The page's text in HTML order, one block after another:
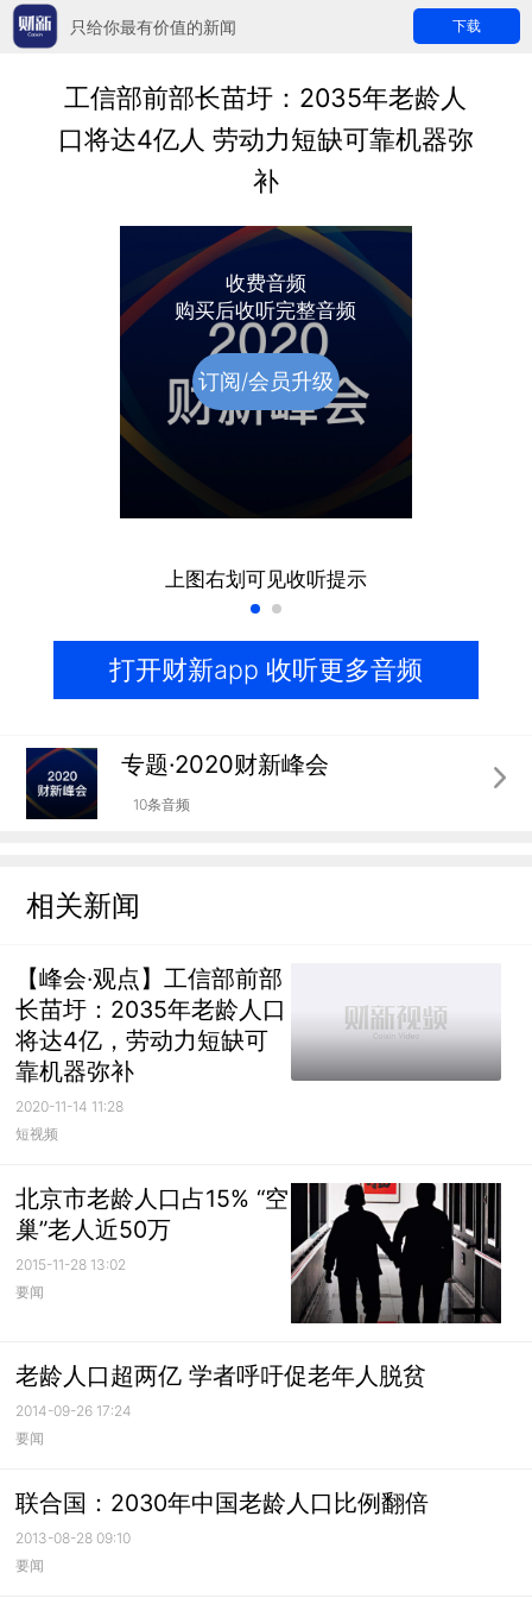
只给你最有价值的新闻 下载
工信部前部长苗圩：2035年老龄人
口将达4亿人 劳动力短缺可靠机器弥
补
收费音频
购买后收听完整音频
订阅/会员升级
上图右划可见收听提示
打开财新app 收听更多音频
专题·2020财新峰会
10条音频
相关新闻
【峰会·观点】工信部前部
长苗圩：2035年老龄人口
将达4亿，劳动力短缺可
靠机器弥补
2020-11-14 11:28
短视频
北京市老龄人口占15% “空
巢”老人近50万
2015-11-28 13:02
要闻
老龄人口超两亿 学者呼吁促老年人脱贫
2014-09-26 17:24
要闻
联合国：2030年中国老龄人口比例翻倍
2013-08-28 09:10
要闻